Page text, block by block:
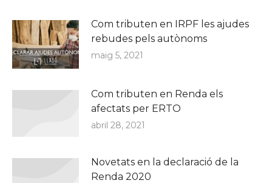
Com tributen en IRPF les ajudes
rebudes pels autònoms
maig 5, 2021
Com tributen en Renda els
afectats per ERTO
abril 28, 2021
Novetats en la declaració de la
Renda 2020